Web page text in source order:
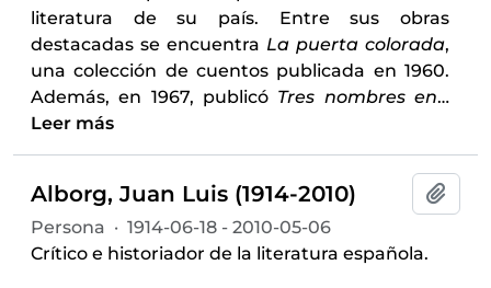
literatura de su país. Entre sus obras
destacadas se encuentra La puerta colorada,
una colección de cuentos publicada en 1960.
Además, en 1967, publicó Tres nombres en…
Leer más
Alborg, Juan Luis (1914-2010)
Persona · 1914-06-18 - 2010-05-06
Crítico e historiador de la literatura española.